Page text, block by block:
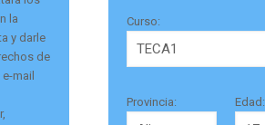
la
y darle
de
mail
Curso:
Provincia: Edad: